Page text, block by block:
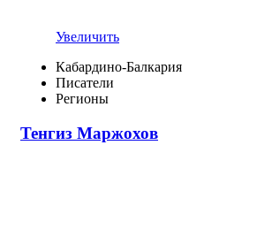
Увеличить
Кабардино-Балкария
Писатели
Регионы
Тенгиз Маржохов